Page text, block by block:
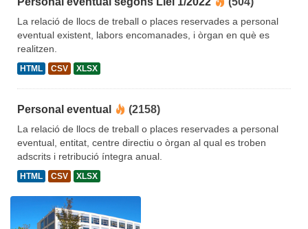
La relació de llocs de treball o places reservades a personal
eventual existent, labors encomanades, i òrgan en què es
realitzen.
HTML CSV XLSX
Personal eventual (2158)
La relació de llocs de treball o places reservades a personal
eventual, entitat, centre directiu o òrgan al qual es troben
adscrits i retribució íntegra anual.
HTML CSV XLSX